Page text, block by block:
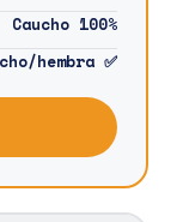
Caucho 100%
hembra ✅